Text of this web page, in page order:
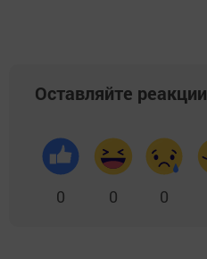
Оставляйте реакции
0 0 0